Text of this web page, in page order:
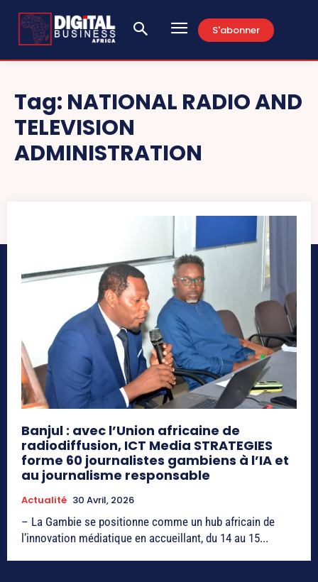
S'abonner
Tag: NATIONAL RADIO AND
TELEVISION
ADMINISTRATION
Banjul : avec l’Union africaine de
radiodiffusion, ICT Media STRATEGIES
forme 60 journalistes gambiens à l’IA et
au journalisme responsable
Actualité 30 Avril, 2026
– La Gambie se positionne comme un hub africain de
l’innovation médiatique en accueillant, du 14 au 15...